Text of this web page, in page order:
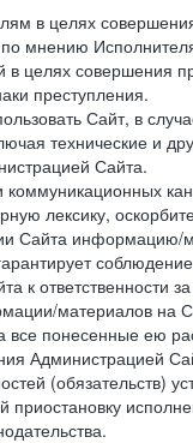
в целях
мнению
целях совершения
преступления.
Сайт, в
технические и
Сайта.
коммуникационных
лексику,
Сайта
к
материалов
все понесенные ею
Администрацией
(обязательств)